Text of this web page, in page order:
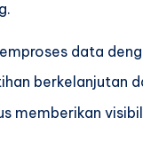
data
berkelanjutan
memberikan